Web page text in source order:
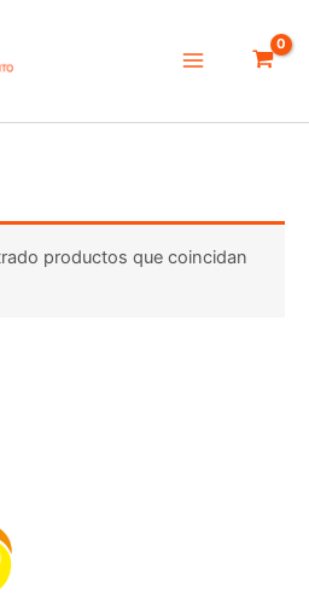
Menu
productos que coincidan